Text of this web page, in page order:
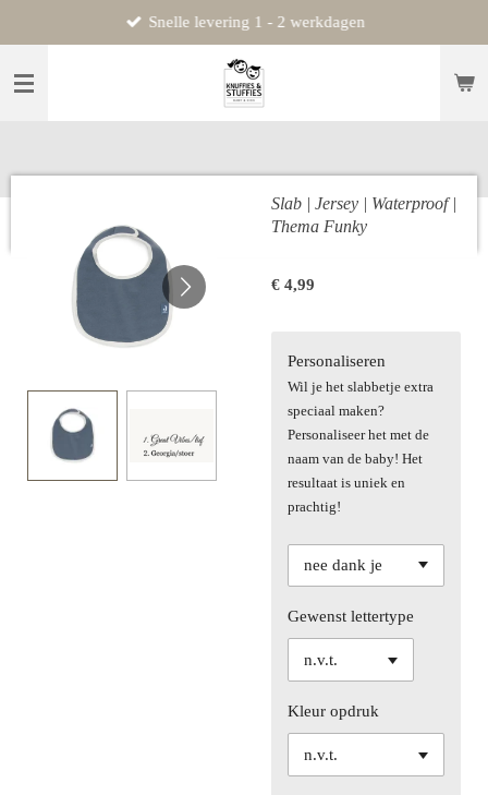
direct
naar
Snelle levering 1 - 2 werkdagen
Slab | Jersey | Waterproof |
Thema Funky
€ 4,99
Personaliseren
Wil je het slabbetje extra
speciaal maken?
Personaliseer het met de
naam van de baby! Het
resultaat is uniek en
prachtig!
Gewenst lettertype
Kleur opdruk